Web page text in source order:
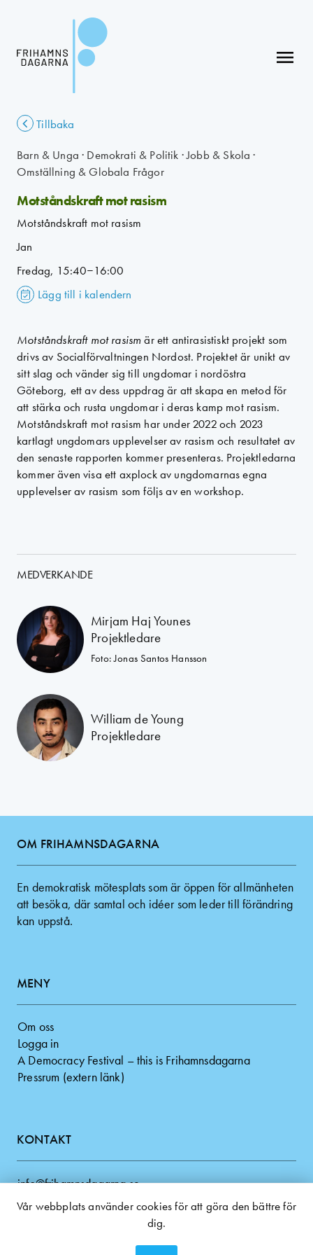
menu
Tillbaka
Barn & Unga · Demokrati & Politik ·Jobb & Skola ·
Omställning & Globala Frågor
Motståndskraft mot rasism
Motståndskraft mot rasism
Jan
Fredag, 15:40–16:00
Lägg till i kalendern
Motståndskraft mot rasism är ett antirasistiskt projekt som
drivs av Socialförvaltningen Nordost. Projektet är unikt av
sitt slag och vänder sig till ungdomar i nordöstra
Göteborg, ett av dess uppdrag är att skapa en metod för
att stärka och rusta ungdomar i deras kamp mot rasism.
Motståndskraft mot rasism har under 2022 och 2023
kartlagt ungdomars upplevelser av rasism och resultatet av
den senaste rapporten kommer presenteras. Projektledarna
kommer även visa ett axplock av ungdomarnas egna
upplevelser av rasism som följs av en workshop.
MEDVERKANDE
Mirjam Haj Younes
Projektledare
Foto: Jonas Santos Hansson
William de Young
Projektledare
OM FRIHAMNSDAGARNA
En demokratisk mötesplats som är öppen för allmänheten
att besöka, där samtal och idéer som leder till förändring
kan uppstå.
MENY
Om oss
Logga in
A Democracy Festival – this is Frihamnsdagarna
Pressrum (extern länk)
KONTAKT
info@frihamnsdagarna.se
Fler kontakter
Vår webbplats använder cookies för att göra den bättre för
dig.